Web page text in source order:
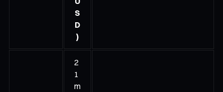
S
D
)
2
1
m